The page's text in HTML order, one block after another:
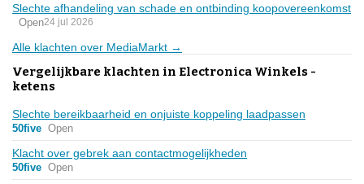
Slechte afhandeling van schade en ontbinding koopovereenkomst
Open24 jul 2026
Alle klachten over MediaMarkt →
Vergelijkbare klachten in Electronica Winkels -
ketens
Slechte bereikbaarheid en onjuiste koppeling laadpassen
50five Open
Klacht over gebrek aan contactmogelijkheden
50five Open